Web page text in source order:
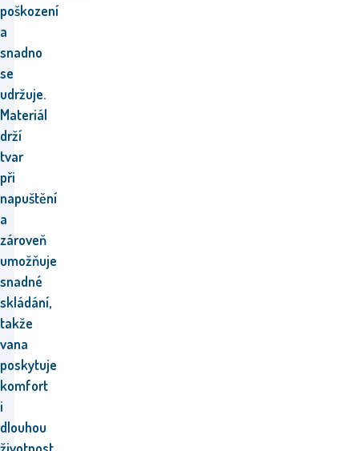
poškození
a
snadno
se
udržuje.
Materiál
drží
tvar
při
napuštění
a
zároveň
umožňuje
snadné
skládání,
takže
vana
poskytuje
komfort
i
dlouhou